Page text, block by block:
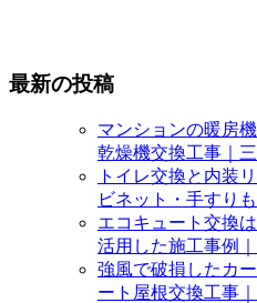
最新の投稿
マンションの暖房
乾燥機交換工事｜
トイレ交換と内装
ビネット・手すり
エコキュート交換
活用した施工事例
強風で破損したカ
ート屋根交換工事